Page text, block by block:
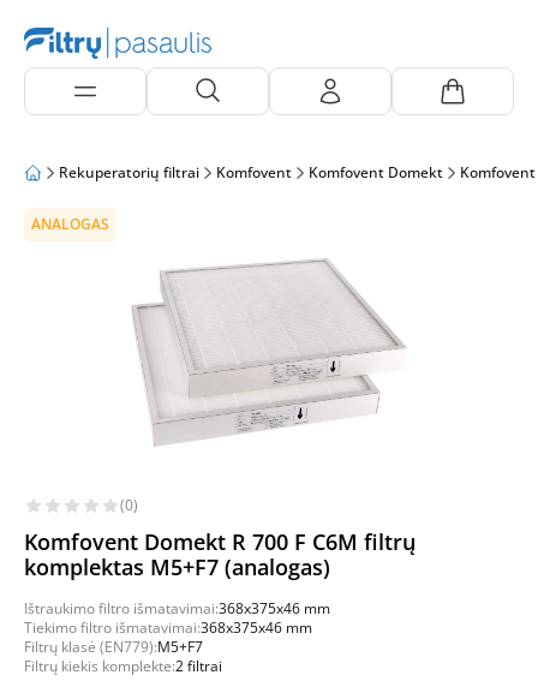
Rekuperatorių filtrai Komfovent Komfovent Domekt
ANALOGAS
(0)
Komfovent Domekt R 700 F C6M filtrų
komplektas M5+F7 (analogas)
Ištraukimo filtro išmatavimai:368x375x46 mm
Tiekimo filtro išmatavimai:368x375x46 mm
Filtrų klasė (EN779):M5+F7
Filtrų kiekis komplekte:2 filtrai